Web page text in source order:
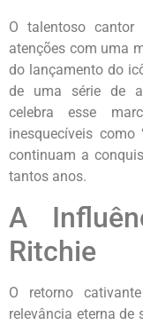
O talentoso
atenções com uma
do lançamento do
de uma série de
celebra esse
inesquecíveis como
continuam a
tantos anos.
A
Ritchie
O retorno
relevância eterna de